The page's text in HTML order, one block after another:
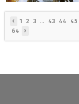
‹ 1 2 3 ... 43 44 45
64
›